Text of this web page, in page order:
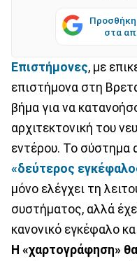
στα
Επιστήμονες, με
επιστήμονα στη
βήμα για να
αρχιτεκτονική του
εντέρου. Το σύστημα
«δεύτερος
μόνο ελέγχει τη
συστήματος, αλλά
κανονικό εγκέφαλο
Η «χαρτογράφηση»